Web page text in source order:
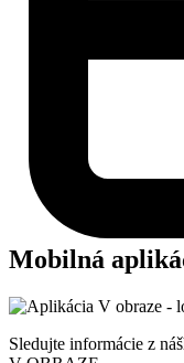
Mobilná
Sledujte informácie z